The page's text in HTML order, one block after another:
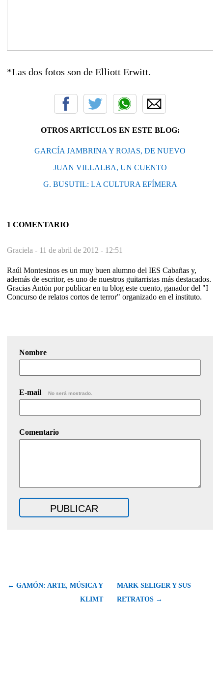
*Las dos fotos son de Elliott Erwitt.
OTROS ARTÍCULOS EN ESTE BLOG:
GARCÍA JAMBRINA Y ROJAS, DE NUEVO
JUAN VILLALBA, UN CUENTO
G. BUSUTIL: LA CULTURA EFÍMERA
1 COMENTARIO
Graciela - 11 de abril de 2012 - 12:51
Raúl Montesinos es un muy buen alumno del IES Cabañas y,
además de escritor, es uno de nuestros guitarristas más destacados.
Gracias Antón por publicar en tu blog este cuento, ganador del "I
Concurso de relatos cortos de terror" organizado en el instituto.
Nombre
E-mail No será mostrado.
Comentario
← GAMÓN: ARTE, MÚSICA Y
KLIMT
MARK SELIGER Y SUS
RETRATOS →